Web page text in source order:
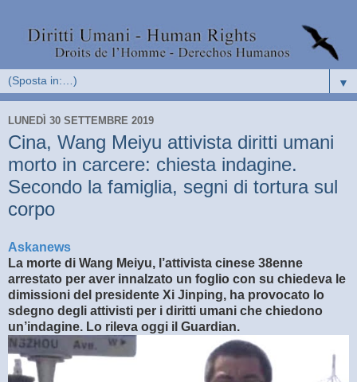
▼
LUNEDÌ 30 SETTEMBRE 2019
Cina, Wang Meiyu attivista diritti umani
morto in carcere: chiesta indagine.
Secondo la famiglia, segni di tortura sul
corpo
Askanews
La morte di Wang Meiyu, l’attivista cinese 38enne
arrestato per aver innalzato un foglio con su chiedeva le
dimissioni del presidente Xi Jinping, ha provocato lo
sdegno degli attivisti per i diritti umani che chiedono
un’indagine. Lo rileva oggi il Guardian.